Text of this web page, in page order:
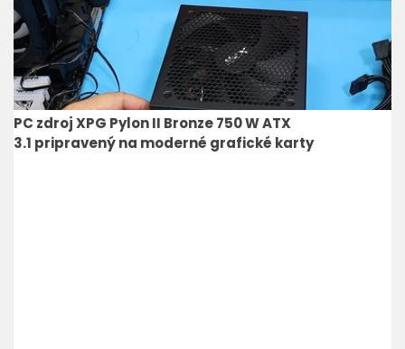
PC zdroj XPG Pylon II Bronze 750 W ATX
3.1 pripravený na moderné grafické karty